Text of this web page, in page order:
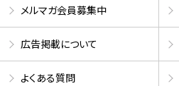
メルマガ会員募集中
広告掲載について
よくある質問